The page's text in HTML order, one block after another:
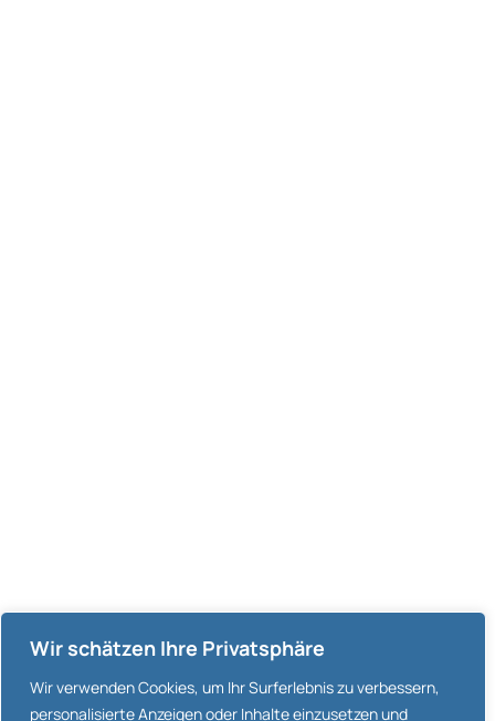
Wir schätzen Ihre Privatsphäre
Wir verwenden Cookies, um Ihr Surferlebnis zu verbessern,
personalisierte Anzeigen oder Inhalte einzusetzen und